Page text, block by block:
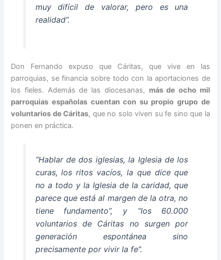
muy difícil de valorar, pero es una
realidad”.
Don Fernando expuso que Cáritas, que vive en las
parroquias, se financia sobre todo con la aportaciones de
los fieles. Además de las diocesanas, más de ocho mil
parroquias españolas cuentan con su propio grupo de
voluntarios de Cáritas, que no solo viven su fe sino que la
ponen en práctica.
“Hablar de dos iglesias, la Iglesia de los
curas, los ritos vacíos, la que dice que
no a todo y la Iglesia de la caridad, que
parece que está al margen de la otra, no
tiene fundamento”, y “los 60.000
voluntarios de Cáritas no surgen por
generación espontánea sino
precisamente por vivir la fe”.